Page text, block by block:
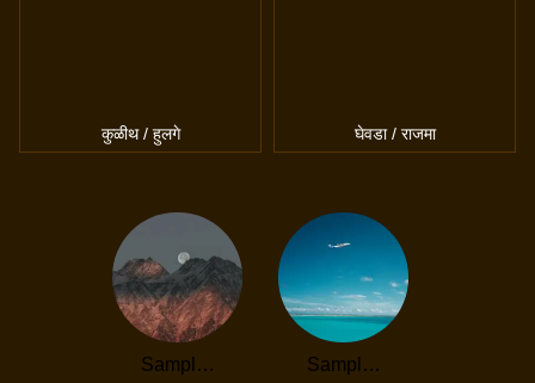
कुळीथ / हुलगे घेवडा / राजमा
Sampl… Sampl…